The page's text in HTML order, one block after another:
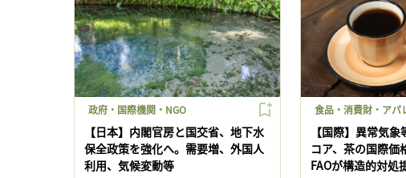
政府・国際機関・NGO
【日本】内閣官房と国交省、地下水
保全政策を強化へ。需要増、外国人
利用、気候変動等
食品・消費財・アパ
【国際】異常気
コア、茶の国際価
FAOが構造的対処